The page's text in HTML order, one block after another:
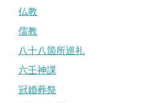
仏教
儒教
八十八箇所巡礼
六壬神課
冠婚葬祭